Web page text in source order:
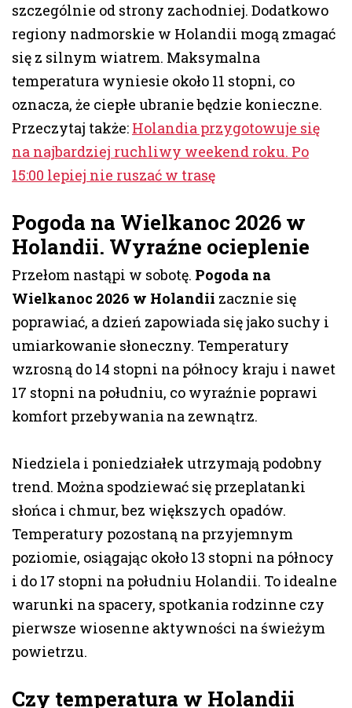
szczególnie od strony zachodniej. Dodatkowo
regiony nadmorskie w Holandii mogą zmagać
się z silnym wiatrem. Maksymalna
temperatura wyniesie około 11 stopni, co
oznacza, że ciepłe ubranie będzie konieczne.
Przeczytaj także: Holandia przygotowuje się
na najbardziej ruchliwy weekend roku. Po
15:00 lepiej nie ruszać w trasę
Pogoda na Wielkanoc 2026 w
Holandii. Wyraźne ocieplenie
Przełom nastąpi w sobotę. Pogoda na
Wielkanoc 2026 w Holandii zacznie się
poprawiać, a dzień zapowiada się jako suchy i
umiarkowanie słoneczny. Temperatury
wzrosną do 14 stopni na północy kraju i nawet
17 stopni na południu, co wyraźnie poprawi
komfort przebywania na zewnątrz.
Niedziela i poniedziałek utrzymają podobny
trend. Można spodziewać się przeplatanki
słońca i chmur, bez większych opadów.
Temperatury pozostaną na przyjemnym
poziomie, osiągając około 13 stopni na północy
i do 17 stopni na południu Holandii. To idealne
warunki na spacery, spotkania rodzinne czy
pierwsze wiosenne aktywności na świeżym
powietrzu.
Czy temperatura w Holandii